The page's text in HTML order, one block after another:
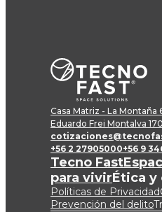
Casa Matriz - La Montaña
Eduardo Frei Montalva
+56 2 27905000+56 9
Tecno Fast
para vivirÉtica
Políticas de Privacidad
Prevención del delito